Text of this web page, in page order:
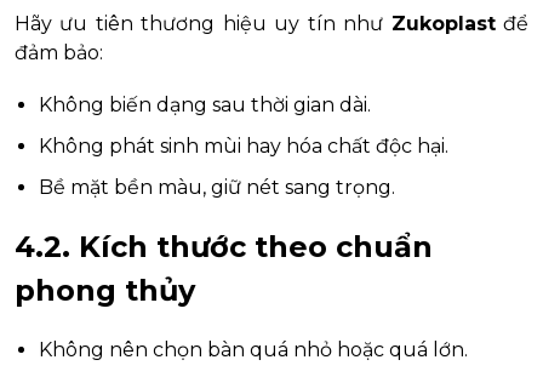
Hãy ưu tiên thương hiệu uy tín như Zukoplastđể
đảm bảo:
Không biến dạng sau thời gian dài.
Không phát sinh mùi hay hóa chất độc hại.
Bề mặt bền màu, giữ nét sang trọng.
4.2. Kích thước theo chuẩn
phong thủy
Không nên chọn bàn quá nhỏ hoặc quá lớn.